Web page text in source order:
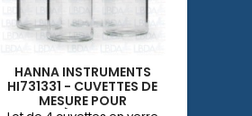
HANNA INSTRUMENTS
HI731331 - CUVETTES DE
MESURE POUR